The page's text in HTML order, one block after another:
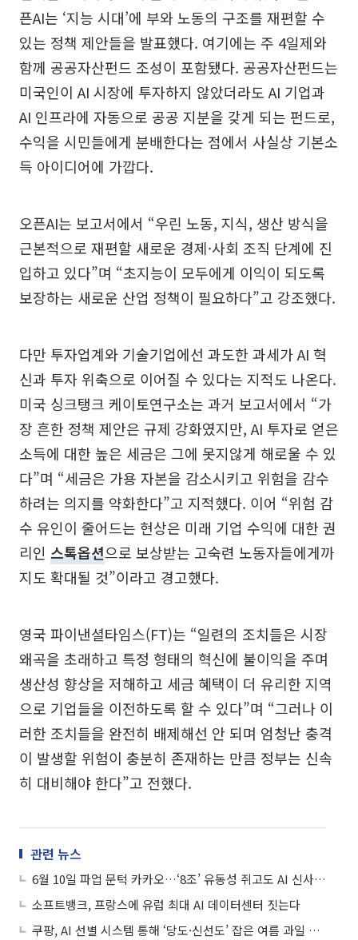
픈AI는 ‘지능 시대’에 부와 노동의 구조를 재편할 수
있는 정책 제안들을 발표했다. 여기에는 주 4일제와
함께 공공자산펀드 조성이 포함됐다. 공공자산펀드는
미국인이 AI 시장에 투자하지 않았더라도 AI 기업과
AI 인프라에 자동으로 공공 지분을 갖게 되는 펀드로,
수익을 시민들에게 분배한다는 점에서 사실상 기본소
득 아이디어에 가깝다.
오픈AI는 보고서에서 “우린 노동, 지식, 생산 방식을
근본적으로 재편할 새로운 경제·사회 조직 단계에 진
입하고 있다”며 “초지능이 모두에게 이익이 되도록
보장하는 새로운 산업 정책이 필요하다”고 강조했다.
다만 투자업계와 기술기업에선 과도한 과세가 AI 혁
신과 투자 위축으로 이어질 수 있다는 지적도 나온다.
미국 싱크탱크 케이토연구소는 과거 보고서에서 “가
장 흔한 정책 제안은 규제 강화였지만, AI 투자로 얻은
소득에 대한 높은 세금은 그에 못지않게 해로울 수 있
다”며 “세금은 가용 자본을 감소시키고 위험을 감수
하려는 의지를 약화한다”고 지적했다. 이어 “위험 감
수 유인이 줄어드는 현상은 미래 기업 수익에 대한 권
리인 스톡옵션으로 보상받는 고숙련 노동자들에게까
지도 확대될 것”이라고 경고했다.
영국 파이낸셜타임스(FT)는 “일련의 조치들은 시장
왜곡을 초래하고 특정 형태의 혁신에 불이익을 주며
생산성 향상을 저해하고 세금 혜택이 더 유리한 지역
으로 기업들을 이전하도록 할 수 있다”며 “그러나 이
러한 조치들을 완전히 배제해선 안 되며 엄청난 충격
이 발생할 위험이 충분히 존재하는 만큼 정부는 신속
히 대비해야 한다”고 전했다.
관련 뉴스
6월 10일 파업 문턱 카카오…‘8조’ 유동성 쥐고도 AI 신사업 지연 우려
소프트뱅크, 프랑스에 유럽 최대 AI 데이터센터 짓는다
쿠팡, AI 선별 시스템 통해 ‘당도·신선도’ 잡은 여름 과일 판매